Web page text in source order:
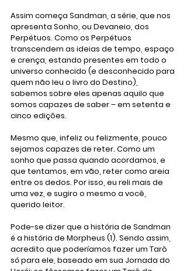
Assim começa Sandman, a série, que nos
apresenta Sonho, ou Devaneio, dos
Perpétuos. Como os Perpétuos
transcendem as ideias de tempo, espaço
e crença, estando presentes em todo o
universo conhecido (e desconhecido para
quem não leu o livro do Destino),
sabemos sobre eles apenas aquilo que
somos capazes de saber – em setenta e
cinco edições.
Mesmo que, infeliz ou felizmente, pouco
sejamos capazes de reter. Como um
sonho que passa quando acordamos, e
que tentamos, em vão, reter como areia
entre os dedos. Por isso, eu reli mais de
uma vez, e sugiro o mesmo a você,
querido leitor.
Pode-se dizer que a história de Sandman
é a história de Morpheus (1). Sendo assim,
acredito que poderíamos fazer um Tarô
só para ele, baseado em sua Jornada do